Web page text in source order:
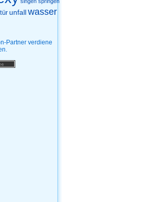
tür unfallwasser
Partner verdiene